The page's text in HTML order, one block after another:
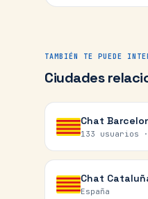
TAMBIÉN TE PUEDE
Ciudades
Chat
133 usuarios ·
Chat
España